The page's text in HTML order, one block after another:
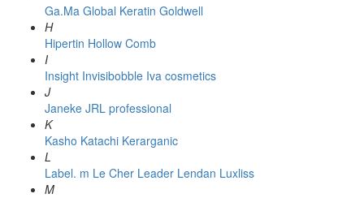
Ga.Ma Global Keratin Goldwell
H
Hipertin Hollow Comb
I
Insight Invisibobble Iva cosmetics
J
Janeke JRL professional
K
Kasho Katachi Kerarganic
L
Label. m Le Cher Leader Lendan Luxliss
M